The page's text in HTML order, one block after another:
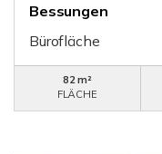
Bessungen
Bürofläche
82 m²
FLÄCHE